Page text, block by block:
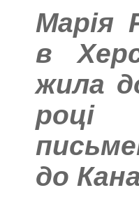
Марія
в
жила
до